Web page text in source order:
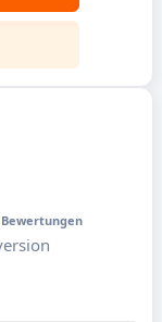
Bewertungen